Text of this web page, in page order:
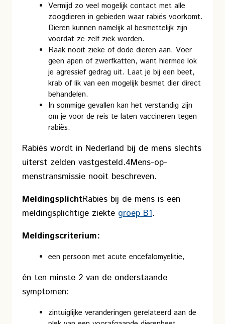
Vermijd zo veel mogelijk contact met alle
zoogdieren in gebieden waar rabiës voorkomt.
Dieren kunnen namelijk al besmettelijk zijn
voordat ze zelf ziek worden.
Raak nooit zieke of dode dieren aan. Voer
geen apen of zwerfkatten, want hiermee lok
je agressief gedrag uit. Laat je bij een beet,
krab of lik van een mogelijk besmet dier direct
behandelen.
In sommige gevallen kan het verstandig zijn
om je voor de reis te laten vaccineren tegen
rabiës.
Rabiës wordt in Nederland bij de mens slechts
uiterst zelden vastgesteld.4Mens-op-
menstransmissie nooit beschreven.
MeldingsplichtRabiës bij de mens is een
meldingsplichtige ziekte groep B1.
Meldingscriterium:
een persoon met acute encefalomyelitie,
én ten minste 2 van de onderstaande
symptomen:
zintuiglijke veranderingen gerelateerd aan de